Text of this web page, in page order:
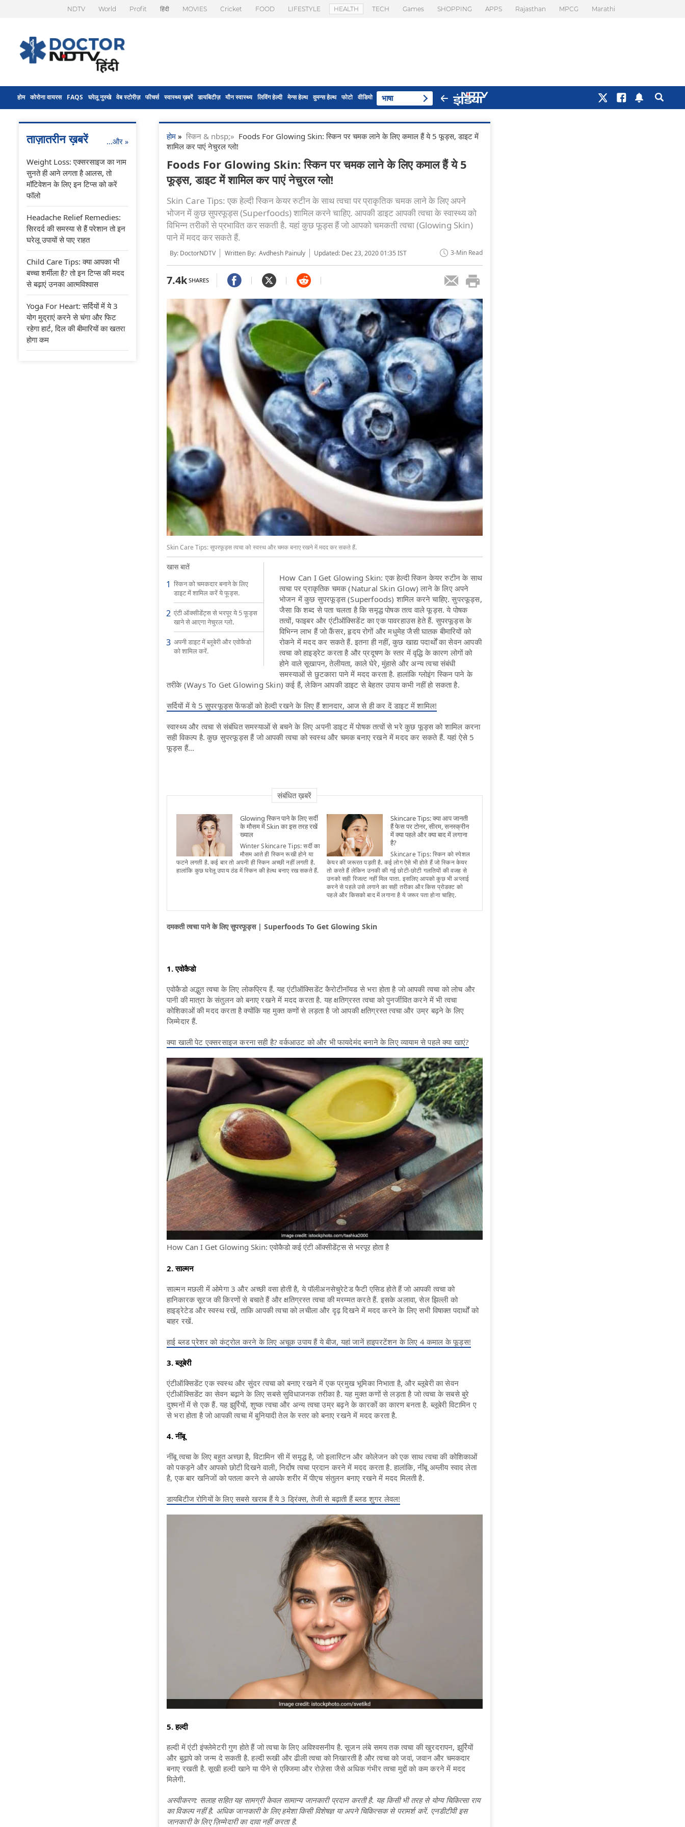
NDTV World Profit हिंदी MOVIES Cricket FOOD LIFESTYLE HEALTH TECH Games SHOPPING APPS Rajasthan MPCG Marathi
होम कोरोना वायरस FAQS घरेलू नुस्खे वेब स्टोरीज़ फीचर्स स्वास्थ्य ख़बरें डायबिटीज़ यौन स्वास्थ्य लिविंग हेल्दी मेन्स हेल्थ वुमन्स हेल्थ फोटो वीडियो भाषा
होम » स्किन & nbsp;» Foods For Glowing Skin: स्किन पर चमक लाने के लिए कमाल हैं ये 5 फूड्स, डाइट में
शामिल कर पाएं नेचुरल ग्लो!
Foods For Glowing Skin: स्किन पर चमक लाने के लिए कमाल हैं ये 5
फूड्स, डाइट में शामिल कर पाएं नेचुरल ग्लो!
Skin Care Tips: एक हेल्दी स्किन केयर रुटीन के साथ त्वचा पर प्राकृतिक चमक लाने के लिए अपने
भोजन में कुछ सुपरफूड्स (Superfoods) शामिल करने चाहिए. आपकी डाइट आपकी त्वचा के स्वास्थ्य को
विभिन्न तरीकों से प्रभावित कर सकती है. यहां कुछ फूड्स हैं जो आपको चमकती त्वचा (Glowing Skin)
पाने में मदद कर सकते हैं.
By: DoctorNDTV Written By: Avdhesh Painuly Updated: Dec 23, 2020 01:35 IST 3-Min Read
7.4k SHARES
Skin Care Tips: सुपरफूड्स त्वचा को स्वस्थ और चमक बनाए रखने में मदद कर सकते हैं.
खास बातें
स्किन को चमकदार बनाने के लिए
डाइट में शामिल करें ये फूड्स.
एंटी ऑक्सीडेंट्स से भरपूर ये 5 फूड्स
खाने से आएगा नेचुरल ग्लो.
अपनी डाइट में ब्लूबेरी और एवोकैडो
को शामिल करें.
How Can I Get Glowing Skin: एक हेल्दी स्किन केयर रुटीन के साथ
त्वचा पर प्राकृतिक चमक (Natural Skin Glow) लाने के लिए अपने
भोजन में कुछ सुपरफूड्स (Superfoods) शामिल करने चाहिए. सुपरफूड्स,
जैसा कि शब्द से पता चलता है कि समृद्ध पोषक तत्व वाले फूड्स. ये पोषक
तत्वों, फाइबर और एंटीऑक्सिडेंट का एक पावरहाउस हेते हैं. सुपरफूड्स के
विभिन्न लाभ हैं जो कैंसर, हृदय रोगों और मधुमेह जैसी घातक बीमारियों को
रोकने में मदद कर सकते हैं. इतना ही नहीं, कुछ खाद्य पदार्थों का सेवन आपकी
त्वचा को हाइड्रेट करता है और प्रदूषण के स्तर में वृद्धि के कारण लोगों को
होने वाले सूखापन, तेलीयता, काले घेरे, मुंहासे और अन्य त्वचा संबंधी
समस्याओं से छुटकारा पाने में मदद करता है. हालांकि ग्लोइंग स्किन पाने के
तरीके (Ways To Get Glowing Skin) कई हैं, लेकिन आपकी डाइट से बेहतर उपाय कभी नहीं हो सकता है.
सर्दियों में ये 5 सुपरफूड्स फेंफडों को हेल्दी रखने के लिए हैं शानदार, आज से ही कर दें डाइट में शामिल!
स्वास्थ्य और त्वचा से संबंधित समस्याओं से बचने के लिए अपनी डाइट में पोषक तत्वों से भरे कुछ फूड्स को शामिल करना
सही विकल्प है. कुछ सुपरफूड्स हैं जो आपकी त्वचा को स्वस्थ और चमक बनाए रखने में मदद कर सकते हैं. यहां ऐसे 5
फूड्स हैं...
संबंधित ख़बरें
Glowing स्किन पाने के लिए सर्दी
के मौसम में Skin का इस तरह रखें
ख्याल
Winter Skincare Tips: सर्दी का
मौसम आते ही स्किन रूखी होने या
फटने लगती है. कई बार तो अपनी ही स्किन अच्छी नहीं लगती है.
हालांकि कुछ घरेलू उपाय ठंड में स्किन की हेल्थ बनाए रख सकते हैं.
Skincare Tips: क्या आप जानती
हैं फेस पर टोनर, सीरम, सनस्क्रीन
में क्या पहले और क्या बाद में लगाना
है?
Skincare Tips: स्किन को स्पेशल
केयर की जरूरत पड़ती है. कई लोग ऐसे भी होते हैं जो स्किन केयर
तो करते हैं लेकिन उनकी की गई छोटी-छोटी गलतियों की वजह से
उनको सही रिजल्ट नहीं मिल पाता. इसलिए आपको कुछ भी अप्लाई
करने से पहले उसे लगाने का सही तरीका और किस प्रोडक्ट को
पहले और किसको बाद में लगाना है ये जरूर पता होना चाहिए.
दमकती त्वचा पाने के लिए सुपरफूड्स | Superfoods To Get Glowing Skin
1. एवोकैडो
एवोकैडो अद्भुत त्वचा के लिए लोकप्रिय हैं. यह एंटीऑक्सिडेंट कैरोटीनॉयड से भरा होता है जो आपकी त्वचा को लोच और
पानी की मात्रा के संतुलन को बनाए रखने में मदद करता है. यह क्षतिग्रस्त त्वचा को पुनर्जीवित करने में भी त्वचा
कोशिकाओं की मदद करता है क्योंकि यह मुक्त कणों से लड़ता है जो आपकी क्षतिग्रस्त त्वचा और उम्र बढ़ने के लिए
जिम्मेदार हैं.
क्या खाली पेट एक्सरसाइज करना सही है? वर्कआउट को और भी फायदेमंद बनाने के लिए व्यायाम से पहले क्या खाएं?
How Can I Get Glowing Skin: एवोकैडो कई एंटी ऑक्सीडेंट्स से भरपूर होता है
2. साल्मन
साल्मन मछली में ओमेगा 3 और अच्छी वसा होती है, ये पॉलीअनसेचुरेटेड फैटी एसिड होते हैं जो आपकी त्वचा को
हानिकारक सूरज की किरणों से बचाते हैं और क्षतिग्रस्त त्वचा की मरम्मत करते हैं. इसके अलावा, सेल झिल्ली को
हाइड्रेटेड और स्वस्थ रखें, ताकि आपकी त्वचा को लचीला और दृढ़ दिखने में मदद करने के लिए सभी विषाक्त पदार्थों को
बाहर रखें.
हाई ब्लड प्रेशर को कंट्रोल करने के लिए अचूक उपाय हैं ये बीज, यहां जानें हाइपरटेंशन के लिए 4 कमाल के फूड्स!
3. ब्लूबेरी
एंटीऑक्सिडेंट एक स्वस्थ और सुंदर त्वचा को बनाए रखने में एक प्रमुख भूमिका निभाता है, और ब्लूबेरी का सेवन
एंटीऑक्सिडेंट का सेवन बढ़ाने के लिए सबसे सुविधाजनक तरीका है. यह मुक्त कणों से लड़ता है जो त्वचा के सबसे बुरे
दुश्मनों में से एक हैं. यह झुर्रियों, शुष्क त्वचा और अन्य त्वचा उम्र बढ़ने के कारकों का कारण बनता है. ब्लूबेरी विटामिन ए
से भरा होता है जो आपकी त्वचा में बुनियादी तेल के स्तर को बनाए रखने में मदद करता है.
4. नींबू
नींबू त्वचा के लिए बहुत अच्छा है, विटामिन सी में समृद्ध है, जो इलास्टिन और कोलेजन को एक साथ त्वचा की कोशिकाओं
को पकड़ने और आपको छोटी दिखने वाली, निर्दोष त्वचा प्रदान करने में मदद करता है. हालांकि, नींबू अम्लीय स्वाद लेता
है, एक बार खनिजों को पतला करने से आपके शरीर में पीएच संतुलन बनाए रखने में मदद मिलती है.
डायबिटीज रोगियों के लिए सबसे खराब हैं ये 3 ड्रिंक्स, तेजी से बढ़ाती हैं ब्लड शुगर लेवल!
5. हल्दी
हल्दी में एंटी इंफ्लेमेटरी गुण होते हैं जो त्वचा के लिए अविश्वसनीय है. सूजन लंबे समय तक त्वचा की खुरदरापन, झुर्रियों
और बुढ़ापे को जन्म दे सकती है. हल्दी रूखी और ढीली त्वचा को निखारती है और त्वचा को जवां, जवान और चमकदार
बनाए रखती है. सूखी हल्दी खाने या पीने से एक्जिमा और रोज़ेसा जैसे अधिक गंभीर त्वचा मुद्दों को कम करने में मदद
मिलेगी.
अस्वीकरण: सलाह सहित यह सामग्री केवल सामान्य जानकारी प्रदान करती है. यह किसी भी तरह से योग्य चिकित्सा राय
का विकल्प नहीं है. अधिक जानकारी के लिए हमेशा किसी विशेषज्ञ या अपने चिकित्सक से परामर्श करें. एनडीटीवी इस
जानकारी के लिए ज़िम्मेदारी का दावा नहीं करता है.
ताज़ातरीन ख़बरें ...और »
Weight Loss: एक्सरसाइज का नाम
सुनते ही आने लगता है आलस, तो
मॉटिवेशन के लिए इन टिप्स को करें
फॉलो
Headache Relief Remedies:
सिरदर्द की समस्या से हैं परेशान तो इन
घरेलू उपायों से पाए राहत
Child Care Tips: क्या आपका भी
बच्चा शर्मीला है? तो इन टिप्स की मदद
से बढ़ाएं उनका आत्मविश्वास
Yoga For Heart: सर्दियों में ये 3
योग मुद्राएं करने से चंगा और फिट
रहेगा हार्ट, दिल की बीमारियों का खतरा
होगा कम